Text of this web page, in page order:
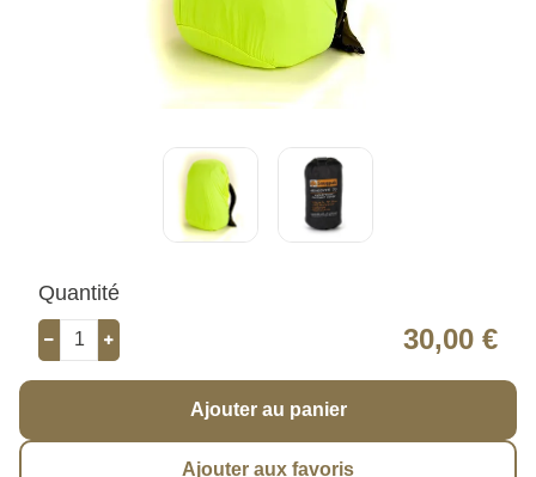
Quantité
30,00 €
Ajouter au panier
Ajouter aux favoris